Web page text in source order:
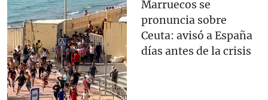
Marruecos se
pronuncia sobre
Ceuta: avisó a España
días antes de la crisis